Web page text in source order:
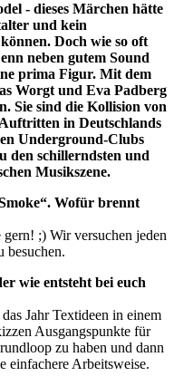
- dieses Märchen hätte
und kein
Doch wie so oft
neben gutem Sound
prima Figur. Mit dem
Worgt und Eva Padberg
Sie sind die Kollision von
in Deutschlands
Underground-Clubs
den schillerndsten und
Musikszene.
Wofür brennt
;) Wir versuchen jeden
besuchen.
wie entsteht bei euch
Jahr Textideen in einem
Ausgangspunkte für
zu haben und dann
einfachere Arbeitsweise.